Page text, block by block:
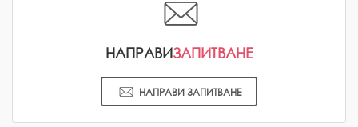
НАПРАВИЗАПИТВАНЕ
НАПРАВИ ЗАПИТВАНЕ